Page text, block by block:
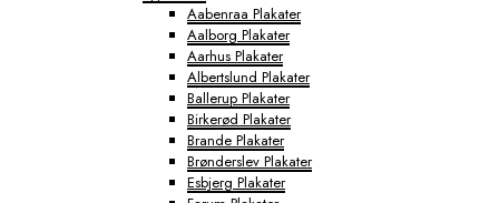
Aabenraa Plakater
Aalborg Plakater
Aarhus Plakater
Albertslund Plakater
Ballerup Plakater
Birkerød Plakater
Brande Plakater
Brønderslev Plakater
Esbjerg Plakater